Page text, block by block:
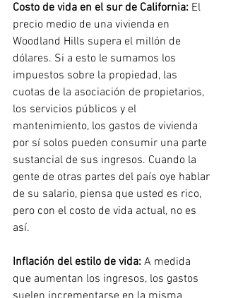
Costo de vida en el sur de California: El
precio medio de una vivienda en
Woodland Hills supera el millón de
dólares. Si a esto le sumamos los
impuestos sobre la propiedad, las
cuotas de la asociación de propietarios,
los servicios públicos y el
mantenimiento, los gastos de vivienda
por sí solos pueden consumir una parte
sustancial de sus ingresos. Cuando la
gente de otras partes del país oye hablar
de su salario, piensa que usted es rico,
pero con el costo de vida actual, no es
así.
Inflación del estilo de vida: A medida
que aumentan los ingresos, los gastos